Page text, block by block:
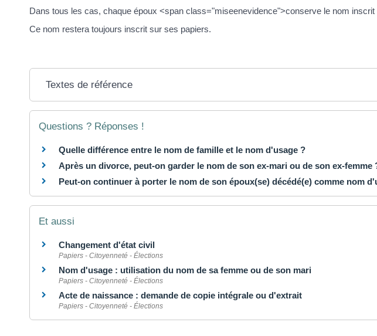
Dans tous les cas, chaque époux <span class="miseenevidence">conserve le nom
Ce nom restera toujours inscrit sur ses papiers.
Textes de référence
Questions ? Réponses !
Quelle différence entre le nom de famille et le nom d'usage ?
Après un divorce, peut-on garder le nom de son ex-mari ou de son ex-femme
Peut-on continuer à porter le nom de son époux(se) décédé(e) comme nom
Et aussi
Changement d'état civil
Papiers - Citoyenneté - Élections
Nom d'usage : utilisation du nom de sa femme ou de son mari
Papiers - Citoyenneté - Élections
Acte de naissance : demande de copie intégrale ou d'extrait
Papiers - Citoyenneté - Élections